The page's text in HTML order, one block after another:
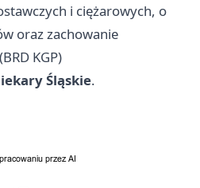
i ciężarowych, o
oraz zachowanie
KGP)
Śląskie.